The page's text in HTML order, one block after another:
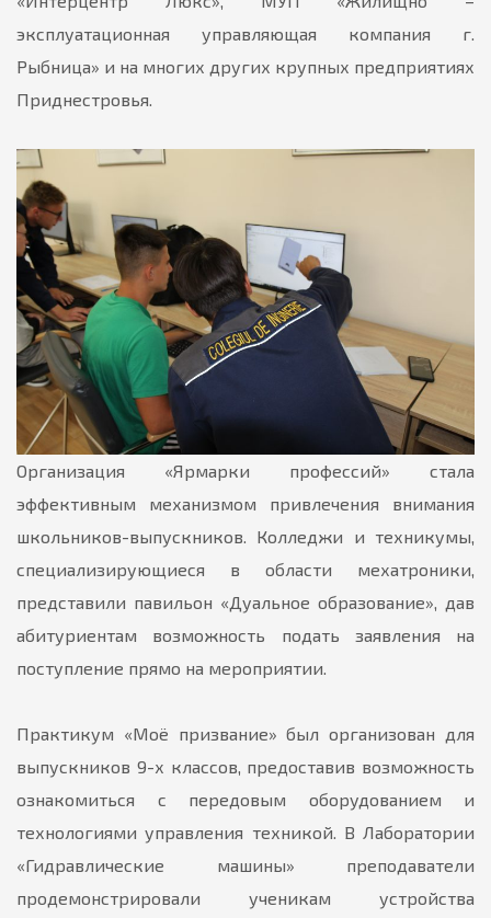
эксплуатационная управляющая компания г.
Рыбница» и на многих других крупных предприятиях
Приднестровья.
Организация «Ярмарки профессий» стала
эффективным механизмом привлечения внимания
школьников-выпускников. Колледжи и техникумы,
специализирующиеся в области мехатроники,
представили павильон «Дуальное образование», дав
абитуриентам возможность подать заявления на
поступление прямо на мероприятии.
Практикум «Моё призвание» был организован для
выпускников 9-х классов, предоставив возможность
ознакомиться с передовым оборудованием и
технологиями управления техникой. В Лаборатории
«Гидравлические машины» преподаватели
продемонстрировали ученикам устройства